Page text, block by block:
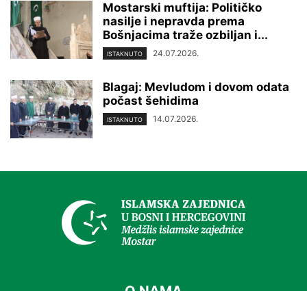
Mostarski muftija: Političko
nasilje i nepravda prema
Bošnjacima traže ozbiljan i...
ISTAKNUTO 24.07.2026.
Blagaj: Mevludom i dovom odata
počast šehidima
ISTAKNUTO 14.07.2026.